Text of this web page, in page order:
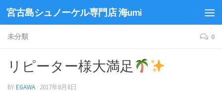
宮古島シュノーケル専門店 海umi
未分類 0
リピーター様大満足
BYEGAWA · 2017年8月8日